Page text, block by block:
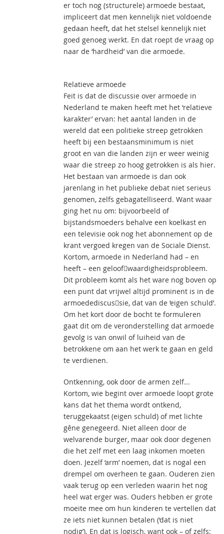
er toch nog (structurele) armoede bestaat,
impliceert dat men kennelijk niet voldoende
gedaan heeft, dat het stelsel kennelijk niet
goed genoeg werkt. En dat roept de vraag op
naar de ‘hardheid’ van die armoede.
Relatieve armoede
Feit is dat de discussie over armoede in
Nederland te maken heeft met het ‘relatieve
karakter’ ervan: het aantal landen in de
wereld dat een politieke streep getrokken
heeft bij een bestaansminimum is niet
groot en van die landen zijn er weer weinig
waar die streep zo hoog getrokken is als hier.
Het bestaan van armoede is dan ook
jarenlang in het publieke debat niet serieus
genomen, zelfs gebagatelliseerd. Want waar
ging het nu om: bijvoorbeeld of
bijstandsmoeders behalve een koelkast en
een televisie ook nog het abonnement op de
krant vergoed kregen van de Sociale Dienst.
Kortom, armoede in Nederland had – en
heeft – een geloof￾waardigheidsprobleem.
Dit probleem komt als het ware nog boven op
een punt dat vrijwel altijd prominent is in de
armoedediscus￾sie, dat van de ‘eigen schuld’.
Om het kort door de bocht te formuleren
gaat dit om de veronderstelling dat armoede
gevolg is van onwil of luiheid van de
betrokkene om aan het werk te gaan en geld
te verdienen.
Ontkenning, ook door de armen zelf...
Kortom, wie begint over armoede loopt grote
kans dat het thema wordt ontkend,
teruggekaatst (eigen schuld) of met lichte
gêne genegeerd. Niet alleen door de
welvarende burger, maar ook door degenen
die het zelf met een laag inkomen moeten
doen. Jezelf ‘arm’ noemen, dat is nogal een
drempel om overheen te gaan. Ouderen zien
vaak terug op een verleden waarin het nog
heel wat erger was. Ouders hebben er grote
moeite mee om hun kinderen te vertellen dat
ze iets niet kunnen betalen (‘dat is niet
nodig’). En dat is logisch, want ook – of zelfs: